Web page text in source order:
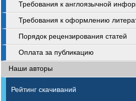
Требования к англоязычной
Требования к оформлению
Порядок рецензирования статей
Оплата за публикацию
Наши авторы
Рейтинг скачиваний